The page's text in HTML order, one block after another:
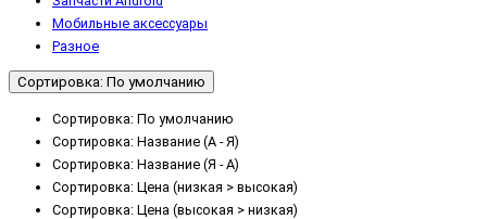
Мобильные аксессуары
Разное
Сортировка: По умолчанию
Сортировка: По умолчанию
Сортировка: Название (А - Я)
Сортировка: Название (Я - А)
Сортировка: Цена (низкая > высокая)
Сортировка: Цена (высокая > низкая)